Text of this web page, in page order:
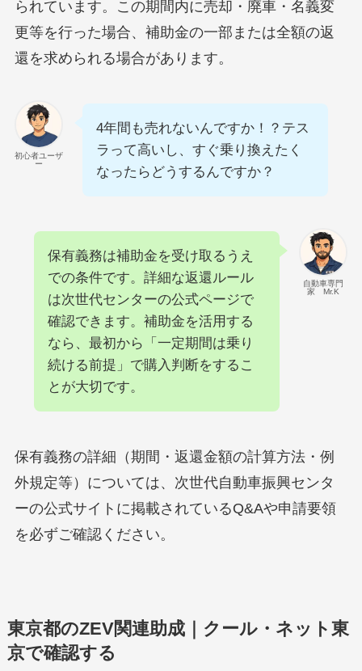
られています。この期間内に売却・廃車・名義変
更等を行った場合、補助金の一部または全額の返
還を求められる場合があります。
初心者ユーザ
ー
4年間も売れないんですか！？テス
ラって高いし、すぐ乗り換えたく
なったらどうするんですか？
自動車専門
家 Mr.K
保有義務は補助金を受け取るうえ
での条件です。詳細な返還ルール
は次世代センターの公式ページで
確認できます。補助金を活用する
なら、最初から「一定期間は乗り
続ける前提」で購入判断をするこ
とが大切です。
保有義務の詳細（期間・返還金額の計算方法・例
外規定等）については、次世代自動車振興センタ
ーの公式サイトに掲載されているQ&Aや申請要領
を必ずご確認ください。
東京都のZEV関連助成｜クール・ネット東
京で確認する